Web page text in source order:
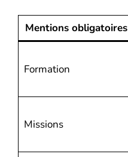
Mentions obligatoires
Formation
Missions